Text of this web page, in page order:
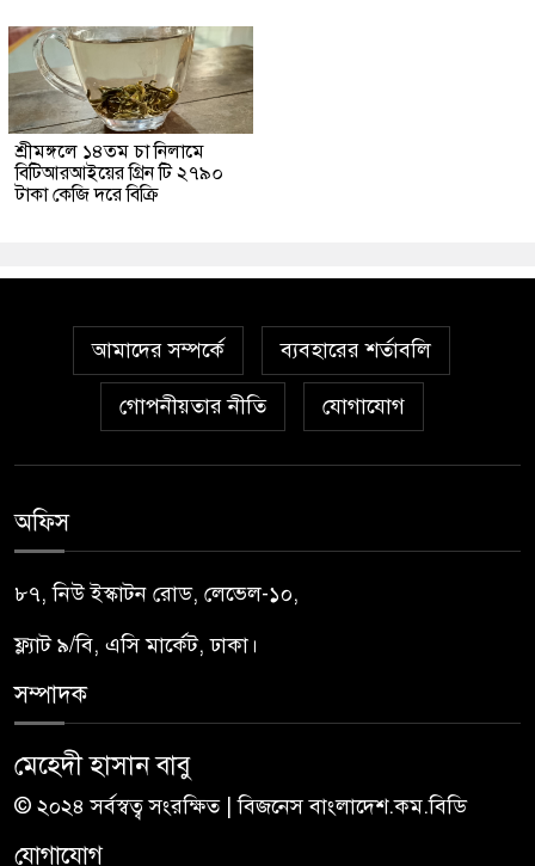
শ্রীমঙ্গলে ১৪তম চা নিলামে
বিটিআরআইয়ের গ্রিন টি ২৭৯০
টাকা কেজি দরে বিক্রি
আমাদের সম্পর্কে ব্যবহারের শর্তাবলি
গোপনীয়তার নীতি যোগাযোগ
অফিস
৮৭, নিউ ইস্কাটন রোড, লেভেল-১০,
ফ্ল্যাট ৯/বি, এসি মার্কেট, ঢাকা।
সম্পাদক
মেহেদী হাসান বাবু
© ২০২৪ সর্বস্বত্ব সংরক্ষিত | বিজনেস বাংলাদেশ.কম.বিডি
যোগাযোগ